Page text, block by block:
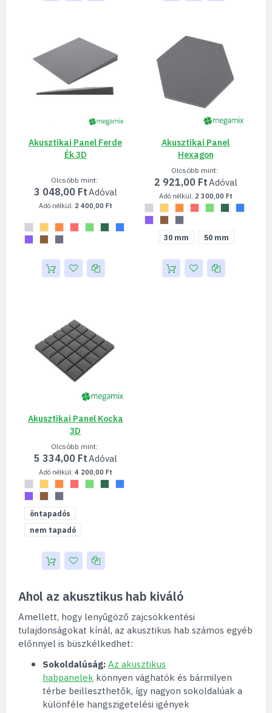
Akusztikai Panel Ferde
Ék 3D
Olcsóbb mint
3 048,00 Ft
2 400,00 Ft
Akusztikai Panel
Hexagon
Olcsóbb mint
2 921,00 Ft
2 300,00 Ft
30 mm 50 mm
Akusztikai Panel Kocka
3D
Olcsóbb mint
5 334,00 Ft
4 200,00 Ft
öntapadós
nem tapadó
Ahol az akusztikus hab kiváló
Amellett, hogy lenyűgöző zajcsökkentési
tulajdonságokat kínál, az akusztikus hab számos egyéb
előnnyel is büszkélkedhet:
Sokoldalúság: Az akusztikus
habpanelek könnyen vághatók és bármilyen
térbe beilleszthetők, így nagyon sokoldalúak a
különféle hangszigetelési igények